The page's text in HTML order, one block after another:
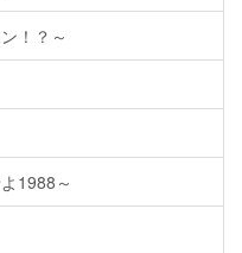
！？～
1988～